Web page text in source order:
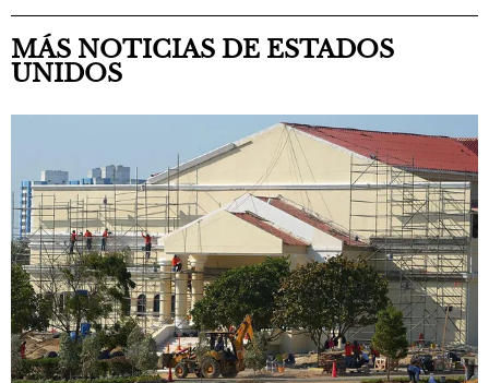
MÁS NOTICIAS DE ESTADOS
UNIDOS